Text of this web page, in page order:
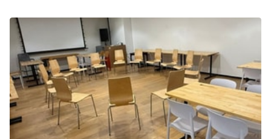
artistico
Servizio
fotografico
Conferenza Meeting Ufficio
Acquista
Condividi
Tipo di spazio